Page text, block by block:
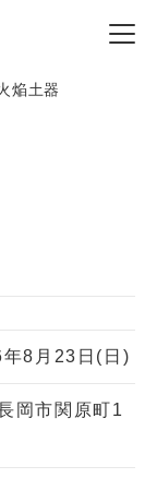
焔土器
8月23日(日)
岡市関原町1